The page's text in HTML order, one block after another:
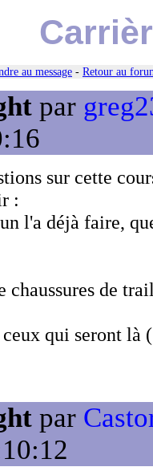
au message - Retour au
par
sur cette
:
l'a déjà faire,
chaussures de
qui seront là
par